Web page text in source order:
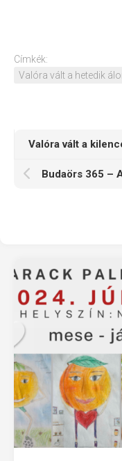
Címkék:
Valóra vált a hetedik